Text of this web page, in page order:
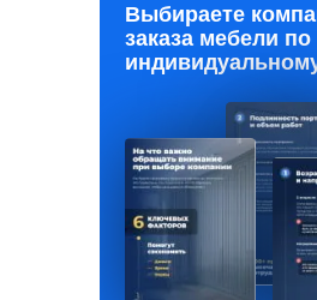
Выбираете
заказа мебели по